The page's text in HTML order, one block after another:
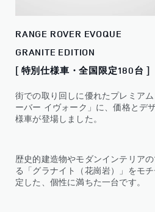
RANGE ROVER EVOQUE
GRANITE EDITION
[ 特別仕様車・全国限定180台 ]
街での取り回しに優れたプレミア
ーバー イヴォーク」に、価格とデ
様車が登場しました。
歴史的建造物やモダンインテリア
る「グラナイト（花崗岩）」をモ
定した、個性に満ちた一台です。